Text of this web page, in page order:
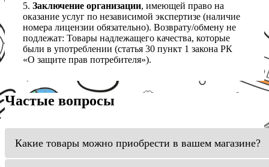
5. Заключение организации, имеющей право на
оказание услуг по независимой экспертизе (наличие
номера лицензии обязательно). Возврату/обмену не
подлежат: Товары надлежащего качества, которые
были в употреблении (статья 30 пункт 1 закона РК
«О защите прав потребителя»).
Частые вопросы
Какие товары можно приобрести в вашем магазине?